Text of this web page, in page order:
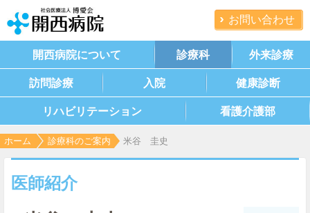
お問い合わせ
開西病院について 診療科 外来診療
訪問診療 入院 健康診断
リハビリテーション 看護介護部
ホーム 診療科のご案内 米谷 圭史
医師紹介